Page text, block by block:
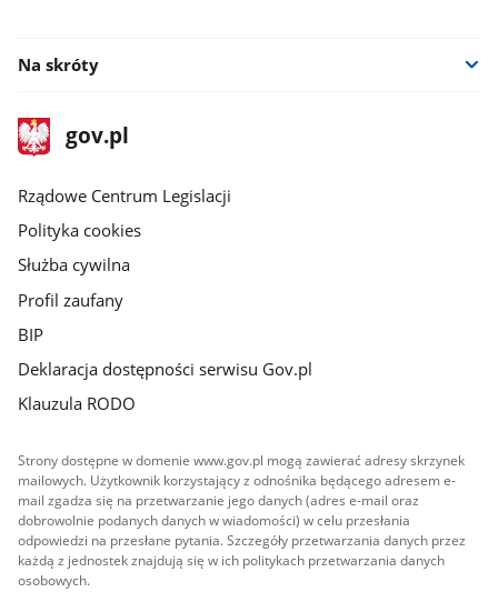
Na skróty
stopka
gov.plStrona
gov.pl
Rządowe Centrum Legislacji
Polityka cookies
Służba cywilna
Profil zaufany
BIP
Deklaracja dostępności serwisu Gov.pl
Klauzula RODO
Strony dostępne w domenie www.gov.pl mogą zawierać adresy skrzynek
mailowych. Użytkownik korzystający z odnośnika będącego adresem e-
mail zgadza się na przetwarzanie jego danych (adres e-mail oraz
dobrowolnie podanych danych w wiadomości) w celu przesłania
odpowiedzi na przesłane pytania. Szczegóły przetwarzania danych przez
każdą z jednostek znajdują się w ich politykach przetwarzania danych
osobowych.